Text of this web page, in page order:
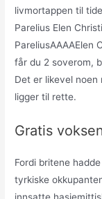
livmortappen til
Parelius Elen
PareliusAAAAElen
får du 2 soverom,
Det er likevel noen
ligger til rette.
Gratis
Fordi britene
tyrkiske